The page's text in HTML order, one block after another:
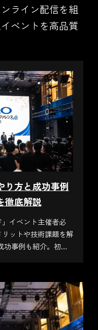
ライン配信を組
ベントを高品質
り方と成功事例
徹底解説
」イベント主催者必
ットや技術課題を解
功事例も紹介。初心